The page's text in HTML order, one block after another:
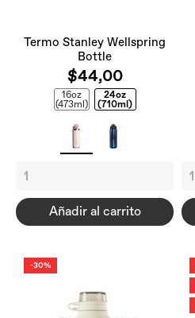
Termo Stanley Wellspring
Bottle
$44,00
16oz
(473ml)
24oz
(710ml)
Añadir al carrito
-30%